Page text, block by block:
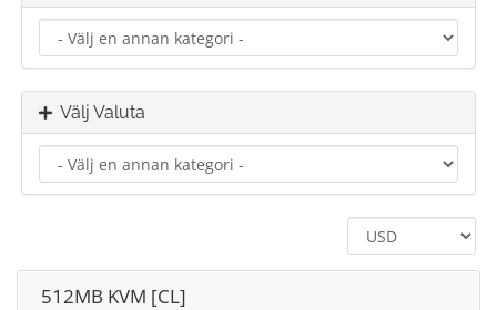
Välj Valuta
512MB KVM [CL]